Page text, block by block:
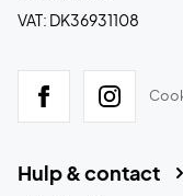
VAT: DK36931108
Hulp & contact